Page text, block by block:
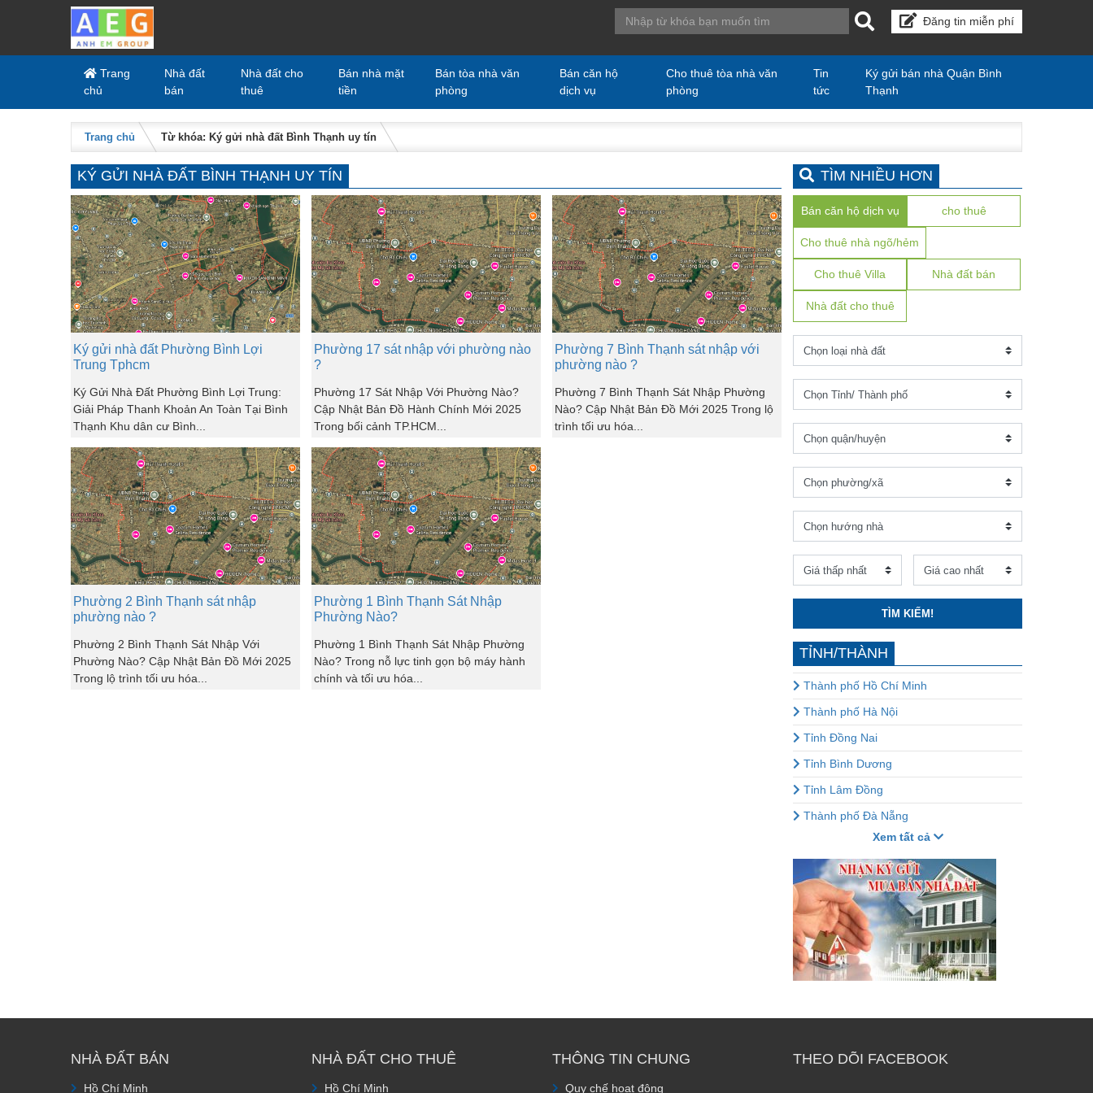
Skip to content
Đăng tin miễn phí
Trang
chủ
Nhà đất
bán
Nhà đất cho
thuê
Bán nhà mặt
tiền
Bán tòa nhà văn
phòng
Bán căn hộ
dịch vụ
Cho thuê tòa nhà văn
phòng
Tin
tức
Ký gửi bán nhà Quận Bình
Thạnh
Trang chủ Từ khóa: Ký gửi nhà đất Bình Thạnh uy tín
KÝ GỬI NHÀ ĐẤT BÌNH THẠNH UY TÍN
Ký gửi nhà đất Phường Bình Lợi
Trung Tphcm
Ký Gửi Nhà Đất Phường Bình Lợi Trung:
Giải Pháp Thanh Khoản An Toàn Tại Bình
Thạnh Khu dân cư Bình...
Phường 17 sát nhập với phường nào
?
Phường 17 Sát Nhập Với Phường Nào?
Cập Nhật Bản Đồ Hành Chính Mới 2025
Trong bối cảnh TP.HCM...
Phường 7 Bình Thạnh sát nhập với
phường nào ?
Phường 7 Bình Thạnh Sát Nhập Phường
Nào? Cập Nhật Bản Đồ Mới 2025 Trong lộ
trình tối ưu hóa...
Phường 2 Bình Thạnh sát nhập
phường nào ?
Phường 2 Bình Thạnh Sát Nhập Với
Phường Nào? Cập Nhật Bản Đồ Mới 2025
Trong lộ trình tối ưu hóa...
Phường 1 Bình Thạnh Sát Nhập
Phường Nào?
Phường 1 Bình Thạnh Sát Nhập Phường
Nào? Trong nỗ lực tinh gọn bộ máy hành
chính và tối ưu hóa...
TÌM NHIỀU HƠN
Bán căn hộ dịch vụ cho thuê
Cho thuê nhà ngõ/hẻm
Cho thuê Villa Nhà đất bán
Nhà đất cho thuê
TÌM KIẾM!
TỈNH/THÀNH
Thành phố Hồ Chí Minh
Thành phố Hà Nội
Tỉnh Đồng Nai
Tỉnh Bình Dương
Tỉnh Lâm Đồng
Thành phố Đà Nẵng
Xem tất cả
NHÀ ĐẤT BÁN
Hồ Chí Minh
NHÀ ĐẤT CHO THUÊ
Hồ Chí Minh
THÔNG TIN CHUNG
Quy chế hoạt động
THEO DÕI FACEBOOK